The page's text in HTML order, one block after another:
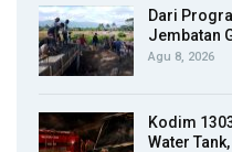
Dari
Jembatan
Agu 8, 2026
Kodim
Water